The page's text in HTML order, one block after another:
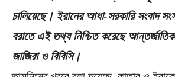
চালিয়েছে। ইরানের আধা-সরকারি সংবাদ
বরাতে এই তথ্য নিশ্চিত করেছে
জাজিরা ও বিবিসি।